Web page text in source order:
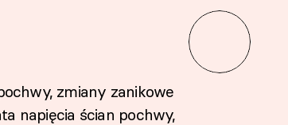
zmiany zanikowe
napięcia ścian pochwy,